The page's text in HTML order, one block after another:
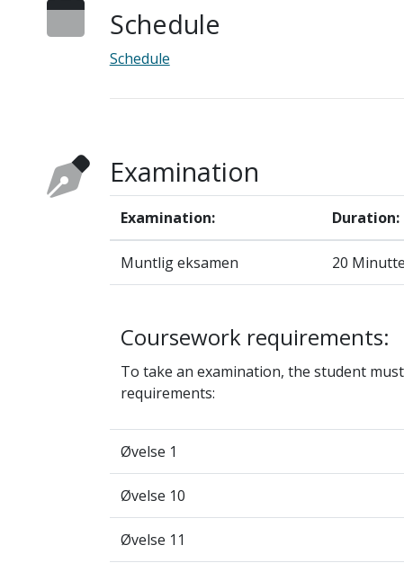
Schedule
Schedule
Examination
Examination: Duration:
Muntlig eksamen 20
Coursework requirements:
To take an examination, the student
requirements:
Øvelse 1
Øvelse 10
Øvelse 11